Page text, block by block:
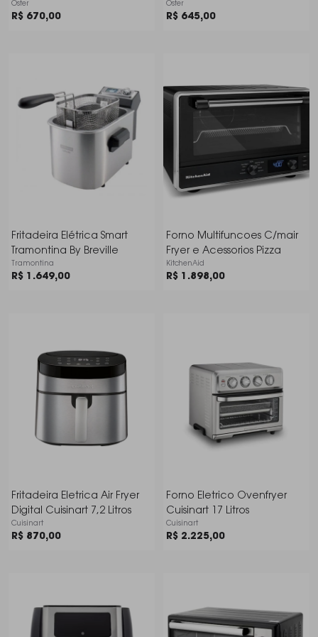
Oster
R$ 670,00
Oster
R$ 645,00
Fritadeira Elétrica Smart
Tramontina By Breville
Tramontina
R$ 1.649,00
Forno Multifuncoes C/mair
Fryer e Acessorios Pizza
KitchenAid
R$ 1.898,00
Fritadeira Eletrica Air Fryer
Digital Cuisinart 7,2 Litros
Cuisinart
R$ 870,00
Forno Eletrico Ovenfryer
Cuisinart 17 Litros
Cuisinart
R$ 2.225,00